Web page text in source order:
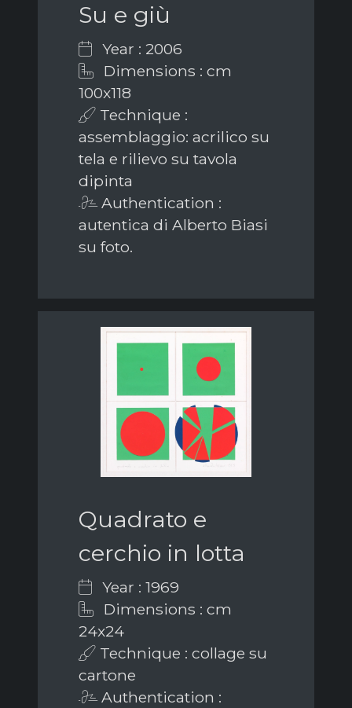
Su e giù
Year : 2006
Dimensions : cm
100x118
Technique :
assemblaggio: acrilico su
tela e rilievo su tavola
dipinta
Authentication :
autentica di Alberto Biasi
su foto.
Quadrato e
cerchio in lotta
Year : 1969
Dimensions : cm
24x24
Technique : collage su
cartone
Authentication :